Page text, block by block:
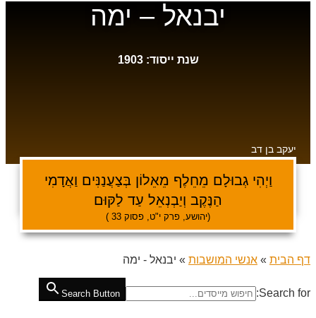
יבנאל – ימה
שנת ייסוד: 1903
יעקב בן דב
וַיְהִי גְבוּלָם מֵחֵלֶף מֵאֵלוֹן בְּצַעֲנַנִּים וַאֲדָמִי
הַנֶּקֶב וְיַבְנְאֵל עַד לַקּוּם
(יהושע, פרק י"ט, פסוק 33 )
דף הבית » אנשי המושבות » יבנאל - ימה
Search for:
Search Button